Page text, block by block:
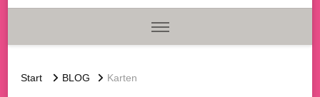
Start BLOG Karten